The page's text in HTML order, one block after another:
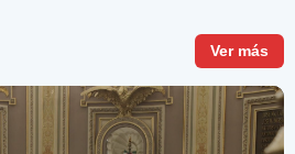
Ver más